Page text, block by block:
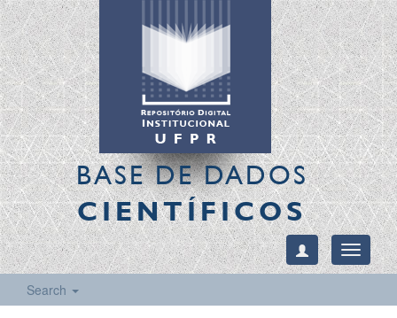
BASE DE DADOS
CIENTÍFICOS
Toggle
Search